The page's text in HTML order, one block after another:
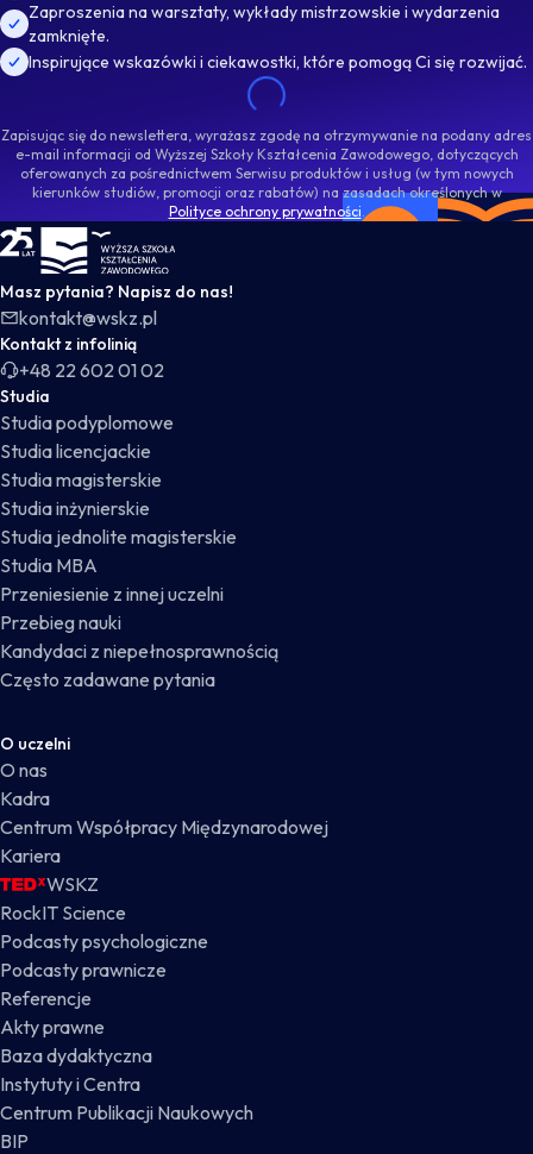
Zaproszenia na warsztaty, wykłady mistrzowskie i wydarzenia
zamknięte.
Inspirujące wskazówki i ciekawostki, które pomogą Ci się rozwijać.
Zapisując się do newslettera, wyrażasz zgodę na otrzymywanie na podany adres
e-mail informacji od Wyższej Szkoły Kształcenia Zawodowego, dotyczących
oferowanych za pośrednictwem Serwisu produktów i usług (w tym nowych
kierunków studiów, promocji oraz rabatów) na zasadach określonych w
Polityce ochrony prywatności.
WSKZ - strona główna
Masz pytania? Napisz do nas!
kontakt@wskz.pl
Kontakt z infolinią
+48 22 602 01 02
Studia
Studia podyplomowe
Studia licencjackie
Studia magisterskie
Studia inżynierskie
Studia jednolite magisterskie
Studia MBA
Przeniesienie z innej uczelni
Przebieg nauki
Kandydaci z niepełnosprawnością
Często zadawane pytania
O uczelni
O nas
Kadra
Centrum Współpracy Międzynarodowej
Kariera
WSKZ
RockIT Science
Podcasty psychologiczne
Podcasty prawnicze
Referencje
Akty prawne
Baza dydaktyczna
Instytuty i Centra
Centrum Publikacji Naukowych
BIP